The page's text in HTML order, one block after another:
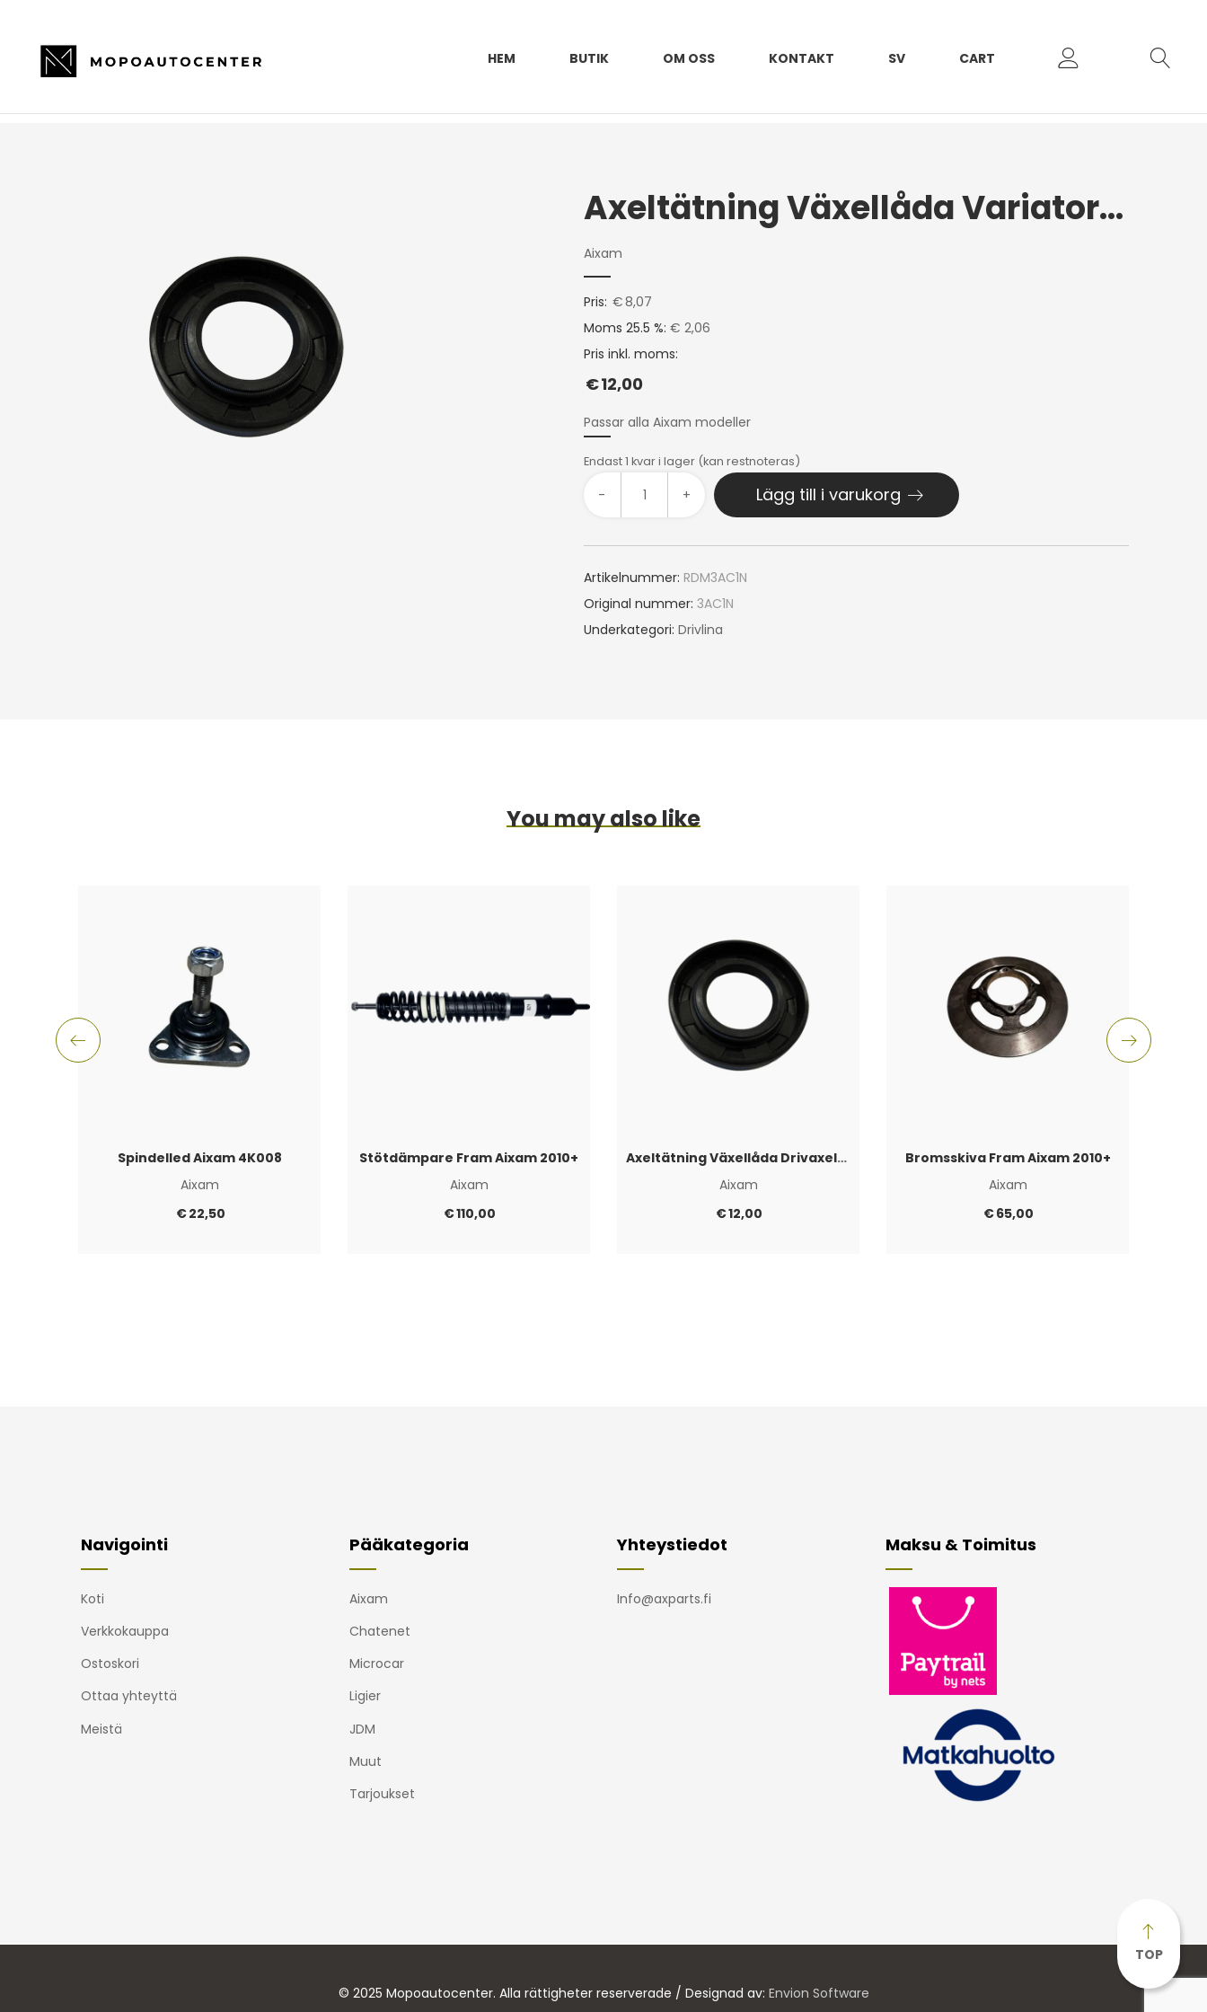
HEM BUTIK OM OSS KONTAKT SV CART
Axeltätning Växellåda Variatorsida Aixam
Aixam
Pris: €8,07
Moms 25.5 %: € 2,06
Pris inkl. moms:
€12,00
Passar alla Aixam modeller
Endast 1 kvar i lager (kan restnoteras)
- + Lägg till i varukorg
Artikelnummer: RDM3AC1N
Original nummer: 3AC1N
Underkategori: Drivlina
You may also like
Spindelled Aixam 4K008
Aixam
€22,50
Stötdämpare Fram Aixam 2010+
Aixam
€110,00
Axeltätning Växellåda Drivaxelsida Aixam
Aixam
€12,00
Bromsskiva Fram Aixam 2010+
Aixam
€65,00
Navigointi
Koti
Verkkokauppa
Ostoskori
Ottaa yhteyttä
Meistä
Pääkategoria
Aixam
Chatenet
Microcar
Ligier
JDM
Muut
Tarjoukset
Yhteystiedot
Info@axparts.fi
Maksu & Toimitus
TOP
© 2025 Mopoautocenter. Alla rättigheter reserverade / Designad av: Envion Software